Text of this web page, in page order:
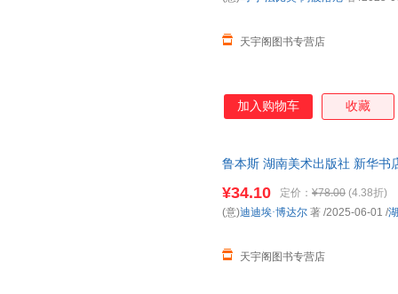
天宇阁图书专营店
加入购物车 收藏
鲁本斯 湖南美术出版社 新华书
¥34.10 定价： ¥78.00 (4.38折)
天宇阁图书专营店
(意)迪迪埃·博达尔 著 /2025-06-01 /